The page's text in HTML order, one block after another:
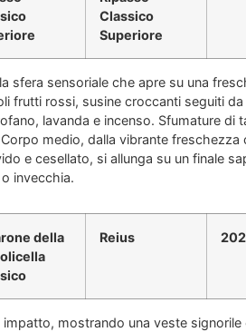
Classico
Superiore
sfera sensoriale che apre su una
frutti rossi, susine croccanti seguiti
lavanda e incenso. Sfumature di
medio, dalla vibrante freschezza
e cesellato, si allunga su un finale
invecchia.
della
Reius
impatto, mostrando una veste